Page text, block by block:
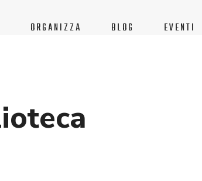
ORGANIZZA BLOG EVENTI